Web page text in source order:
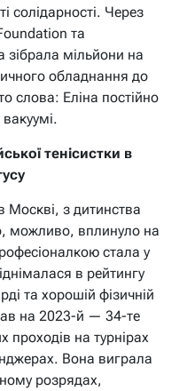
солідарності. Через
та
зібрала мільйони на
обладнання до
слова: Еліна постійно
тенісистки в
Москві, з дитинства
можливо, вплинуло на
стала у
в рейтингу
та хорошій фізичній
на 2023-й — 34-те
проходів на турнірах
Вона виграла
розрядах,